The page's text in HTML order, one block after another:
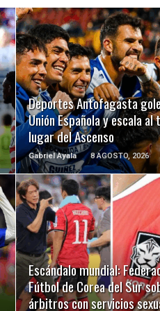
Deportes Antofagasta
Unión Española y escala
lugar del Ascenso
Gabriel Ayala 8 AGOSTO, 2026
LEER MÁS
Escándalo mundial:
Fútbol de Corea del Sur
árbitros con servicios
LEER MÁS